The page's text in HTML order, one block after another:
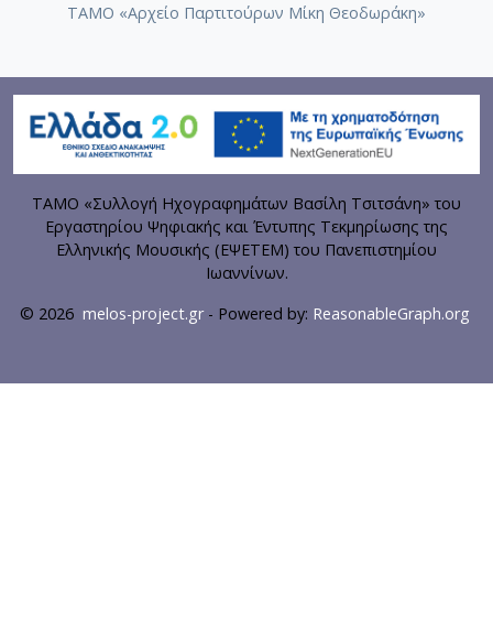
ΤΑΜΟ «Αρχείο Παρτιτούρων Μίκη Θεοδωράκη»
ΤΑΜΟ «Συλλογή Ηχογραφημάτων Βασίλη Τσιτσάνη» του
Εργαστηρίου Ψηφιακής και Έντυπης Τεκμηρίωσης της
Ελληνικής Μουσικής (ΕΨΕΤΕΜ) του Πανεπιστημίου
Ιωαννίνων.
© 2026 melos-project.gr- Powered by: ReasonableGraph.org